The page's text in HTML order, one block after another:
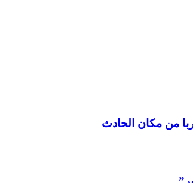
من مكان الحادث